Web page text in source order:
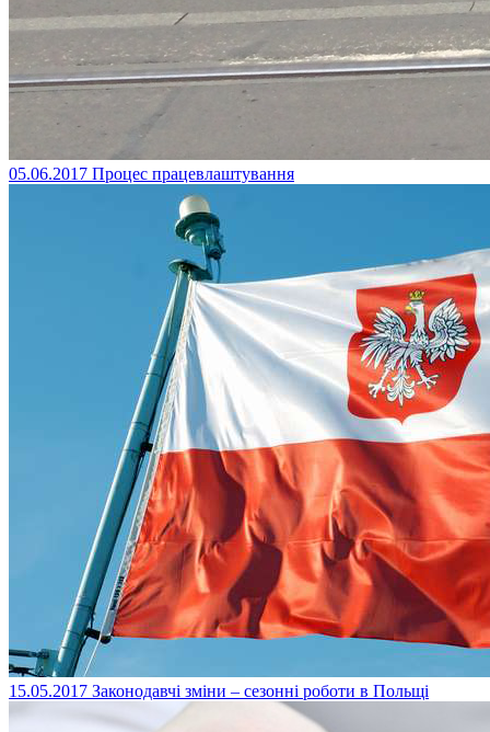
05.06.2017 Процес працевлаштування
15.05.2017 Законодавчі зміни – сезонні роботи в Польщі